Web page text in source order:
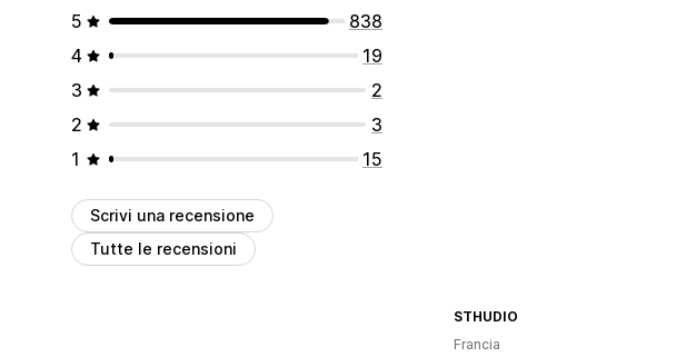
5
838
4
19
3
2
2
3
1
15
Scrivi una recensione
Tutte le recensioni
STHUDIO
Francia